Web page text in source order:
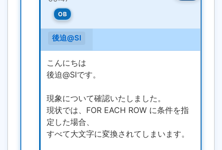
OB
後迫@SI
こんにちは
後迫@SIです。
現象について確認いたしました。
現状では、FOR EACH ROW に条件を指
定した場合、
すべて大文字に変換されてしまいます。